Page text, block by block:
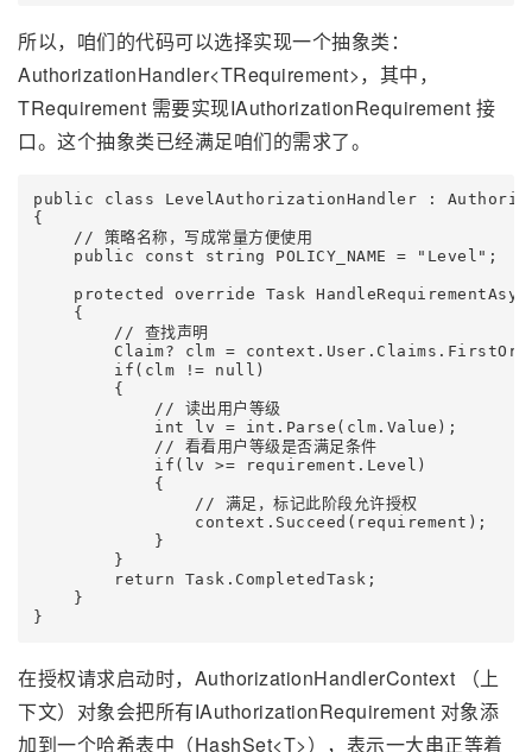
所以，咱们的代码可以选择实现一个抽象类：
AuthorizationHandler<TRequirement>，其中，
TRequirement 需要实现IAuthorizationRequirement 接
口。这个抽象类已经满足咱们的需求了。
public class LevelAuthorizationHandler :
{
    // 策略名称，写成常量方便使用
    public const string POLICY_NAME = "Level";
protected override Task
    {
        // 查找声明
Claim? clm =
        if(clm != null)
        {
            // 读出用户等级
            int lv = int.Parse(clm.Value);
            // 看看用户等级是否满足条件
            if(lv >= requirement.Level)
            {
                // 满足，标记此阶段允许授权
                context.Succeed(requirement);
            }
        }
        return Task.CompletedTask;
    }
}
在授权请求启动时，AuthorizationHandlerContext （上
下文）对象会把所有IAuthorizationRequirement 对象添
加到一个哈希表中（HashSet<T>），表示一大串正等着